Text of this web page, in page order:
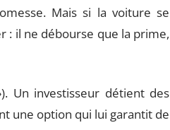
Mais si la voiture se
: il ne débourse que la prime,
Un investisseur détient des
une option qui lui garantit de